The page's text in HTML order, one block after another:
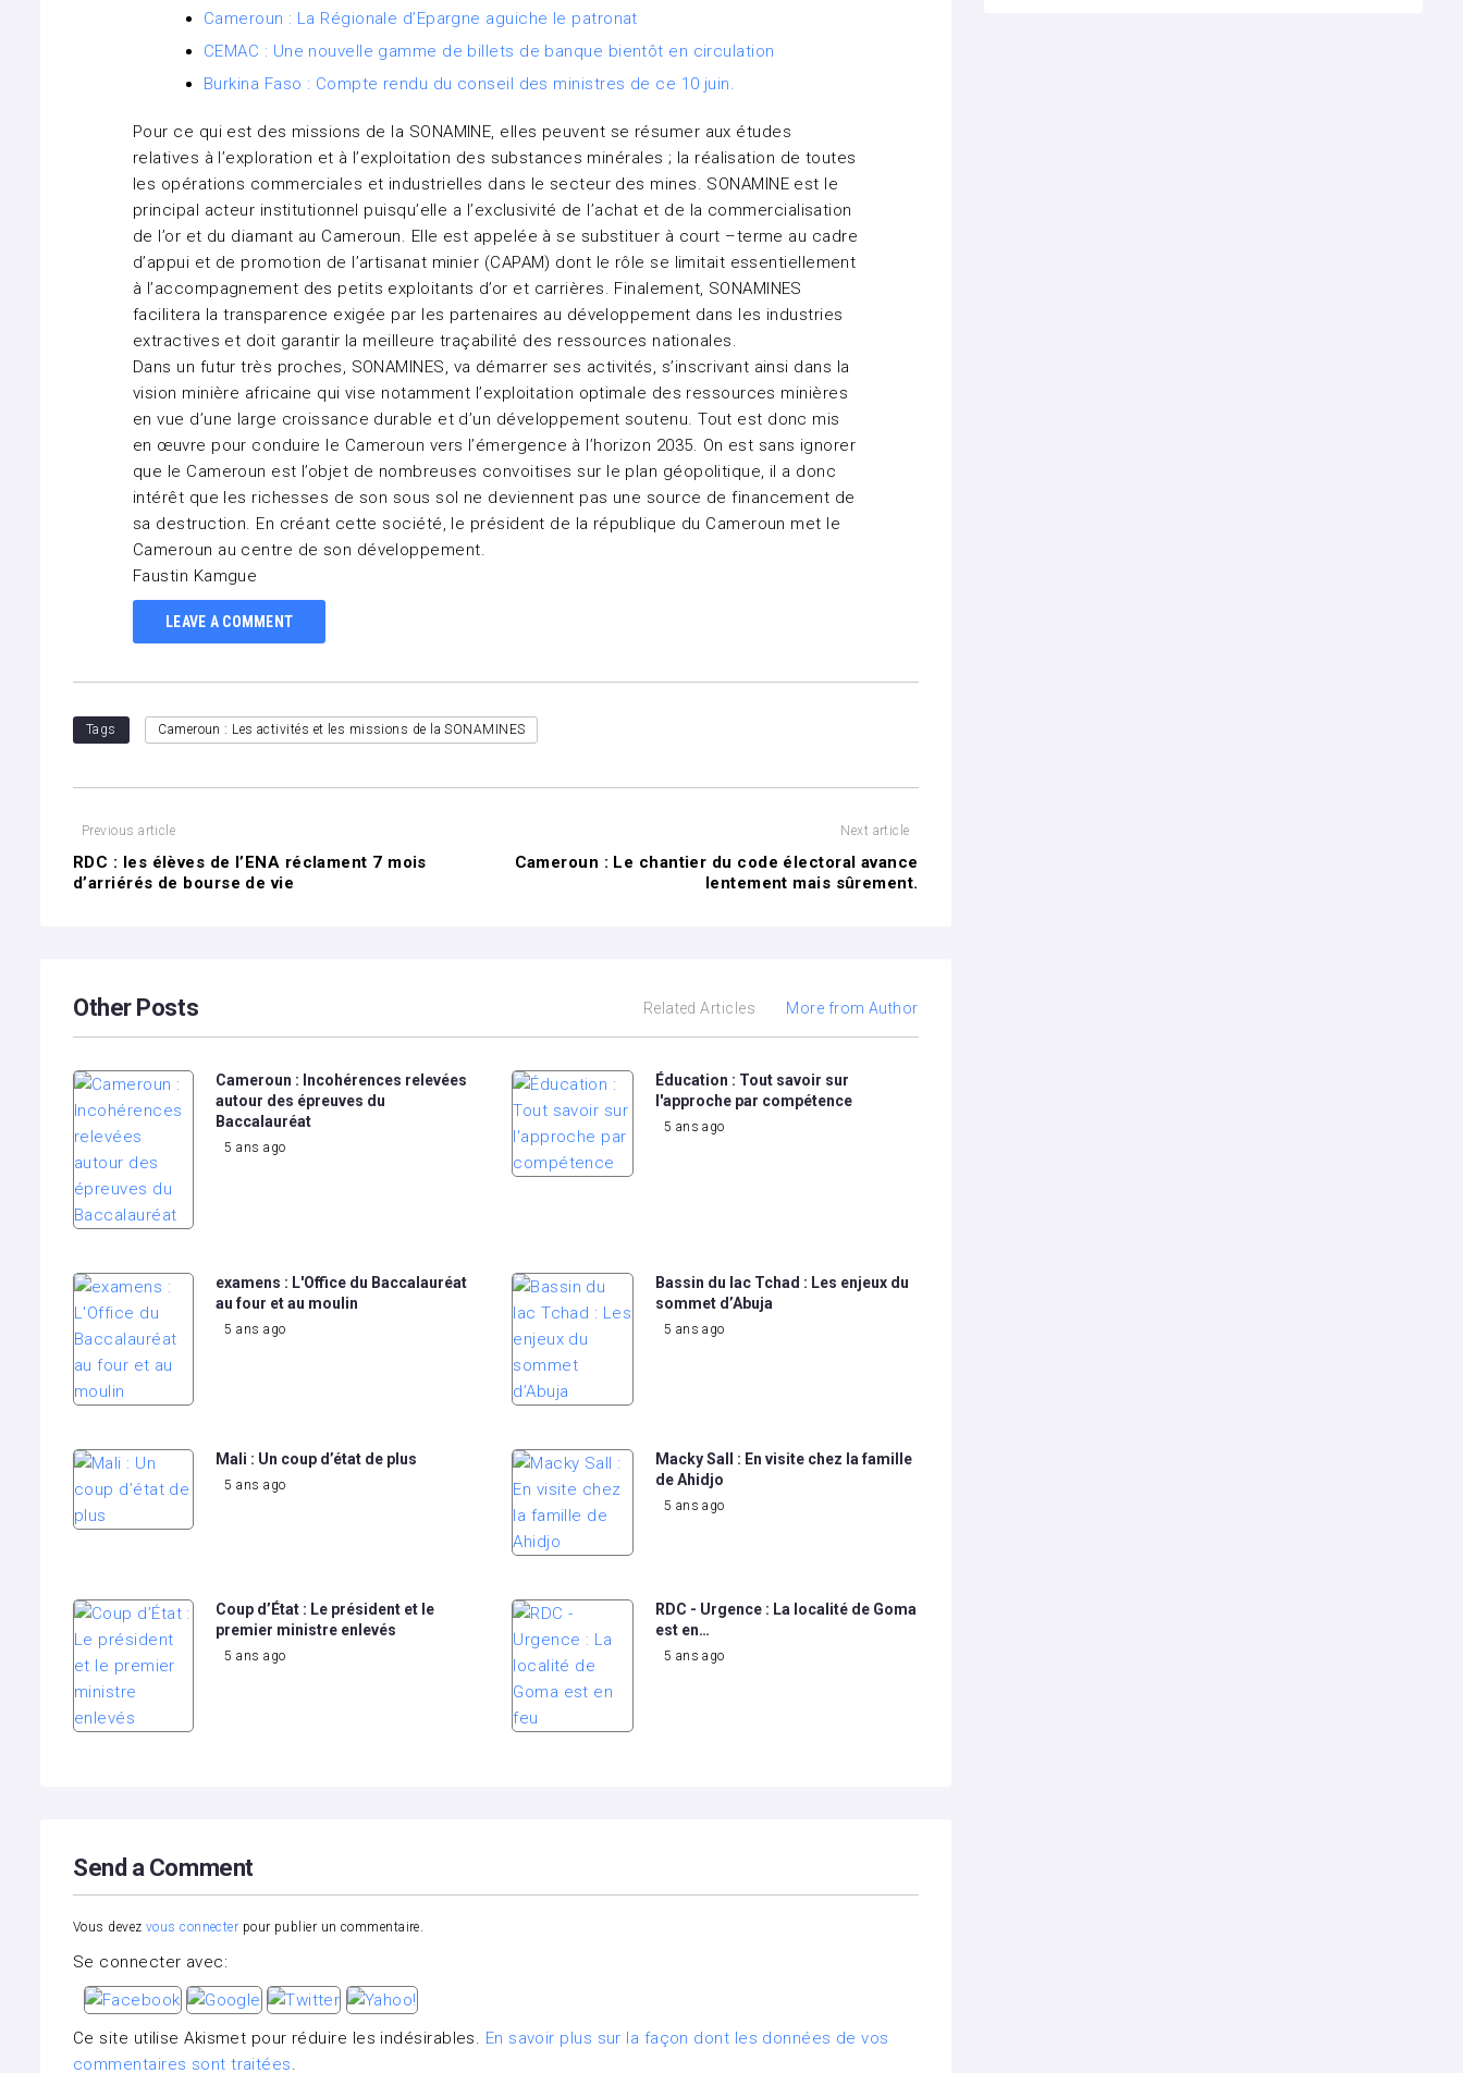
Cameroun : La Régionale d’Epargne aguiche le patronat
CEMAC : Une nouvelle gamme de billets de banque bientôt en circulation
Burkina Faso : Compte rendu du conseil des ministres de ce 10 juin.
Pour ce qui est des missions de la SONAMINE, elles peuvent se résumer aux études
relatives à l’exploration et à l’exploitation des substances minérales ; la réalisation de toutes
les opérations commerciales et industrielles dans le secteur des mines. SONAMINE est le
principal acteur institutionnel puisqu’elle a l’exclusivité de l’achat et de la commercialisation
de l’or et du diamant au Cameroun. Elle est appelée à se substituer à court –terme au cadre
d’appui et de promotion de l’artisanat minier (CAPAM) dont le rôle se limitait essentiellement
à l’accompagnement des petits exploitants d’or et carrières. Finalement, SONAMINES
facilitera la transparence exigée par les partenaires au développement dans les industries
extractives et doit garantir la meilleure traçabilité des ressources nationales.
Dans un futur très proches, SONAMINES, va démarrer ses activités, s’inscrivant ainsi dans la
vision minière africaine qui vise notamment l’exploitation optimale des ressources minières
en vue d’une large croissance durable et d’un développement soutenu. Tout est donc mis
en œuvre pour conduire le Cameroun vers l’émergence à l’horizon 2035. On est sans ignorer
que le Cameroun est l’objet de nombreuses convoitises sur le plan géopolitique, il a donc
intérêt que les richesses de son sous sol ne deviennent pas une source de financement de
sa destruction. En créant cette société, le président de la république du Cameroun met le
Cameroun au centre de son développement.
Faustin Kamgue
LEAVE A COMMENT
Tags Cameroun : Les activités et les missions de la SONAMINES
Navigation
de
Previous article
RDC : les élèves de l’ENA réclament 7 mois
d’arriérés de bourse de vie
Next article
Cameroun : Le chantier du code électoral avance
lentement mais sûrement.
Other Posts Related Articles More from Author
Cameroun : Incohérences relevées
autour des épreuves du
Baccalauréat
5 ans ago
Éducation : Tout savoir sur
l'approche par compétence
5 ans ago
examens : L'Office du Baccalauréat
au four et au moulin
5 ans ago
Bassin du lac Tchad : Les enjeux du
sommet d’Abuja
5 ans ago
Mali : Un coup d’état de plus
5 ans ago
Macky Sall : En visite chez la famille
de Ahidjo
5 ans ago
Coup d’État : Le président et le
premier ministre enlevés
5 ans ago
RDC - Urgence : La localité de Goma
est en…
5 ans ago
Send a Comment
Vous devez vous connecter pour publier un commentaire.
Se connecter avec:
Ce site utilise Akismet pour réduire les indésirables. En savoir plus sur la façon dont les données de vos
commentaires sont traitées.